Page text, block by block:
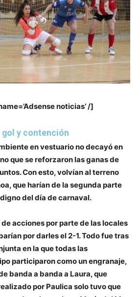
noticias’ /]
gol y contención
en vestuario no decayó en
que se reforzaron las ganas de
Con esto, volvían al terreno
que harían de la segunda parte
del día de carnaval.
acciones por parte de las locales
por darles el 2-1. Todo fue tras
en la que todas las
participaron como un engranaje,
banda a banda a Laura, que
por Paulica solo tuvo que